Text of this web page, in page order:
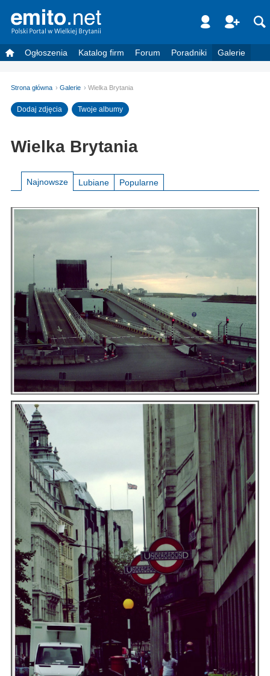
Ogłoszenia Katalog firm Forum Poradniki Galerie
Strona główna Galerie Wielka Brytania
Dodaj zdjęcia Twoje albumy
Wielka Brytania
Najnowsze Lubiane Popularne